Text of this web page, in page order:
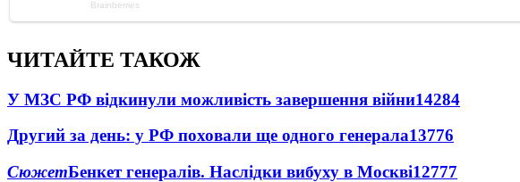
ЧИТАЙТЕ ТАКОЖ
У МЗС РФ відкинули можливість завершення війни14284
Другий за день: у РФ поховали ще одного генерала13776
СюжетБенкет генералів. Наслідки вибуху в Москві12777